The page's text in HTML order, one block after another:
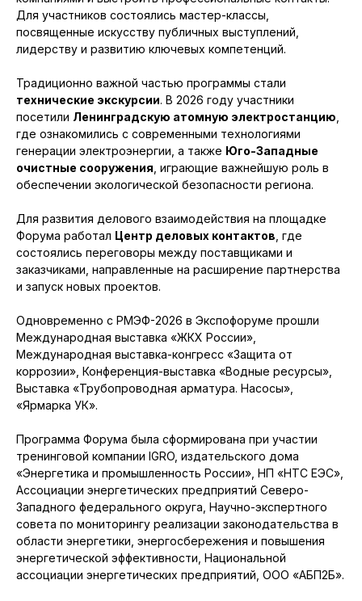
Для участников состоялись мастер-классы,
посвященные искусству публичных выступлений,
лидерству и развитию ключевых компетенций.
Традиционно важной частью программы стали
технические экскурсии. В 2026 году участники
посетили Ленинградскую атомную электростанцию
где ознакомились с современными технологиями
генерации электроэнергии, а также Юго-Западные
очистные сооружения , играющие важнейшую роль в
обеспечении экологической безопасности региона.
Для развития делового взаимодействия на площадке
Форума работал Центр деловых контактов , где
состоялись переговоры между поставщиками и
заказчиками, направленные на расширение партнерства
и запуск новых проектов.
Одновременно с РМЭФ-2026 в Экспофоруме прошли
Международная выставка «ЖКХ России»,
Международная выставка-конгресс «Защита от
коррозии», Конференция-выставка «Водные ресурсы»,
Выставка «Трубопроводная арматура. Насосы»,
«Ярмарка УК».
Программа Форума была сформирована при участии
тренинговой компании IGRO, издательского дома
«Энергетика и промышленность России», НП «НТС ЕЭС»,
Ассоциации энергетических предприятий Северо-
Западного федерального округа, Научно-экспертного
совета по мониторингу реализации законодательства в
области энергетики, энергосбережения и повышения
энергетической эффективности, Национальной
ассоциации энергетических предприятий, ООО «АБП2Б».